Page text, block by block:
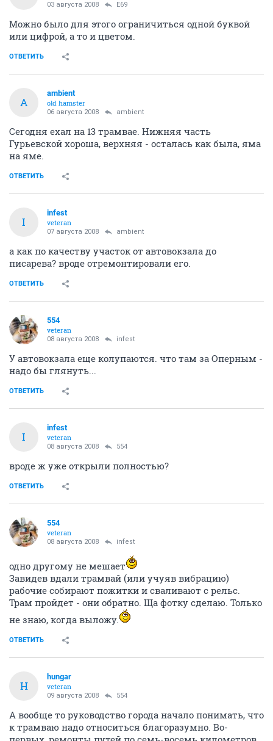
03 августа 2008 E69
Можно было для этого ограничиться одной буквой
или цифрой, а то и цветом.
ОТВЕТИТЬ
A
ambient
old hamster
06 августа 2008 ambient
Сегодня ехал на 13 трамвае. Нижняя часть
Гурьевской хороша, верхняя - осталась как была, яма
на яме.
ОТВЕТИТЬ
I
infest
veteran
07 августа 2008 ambient
а как по качеству участок от автовокзала до
писарева? вроде отремонтировали его.
ОТВЕТИТЬ
554
veteran
08 августа 2008 infest
У автовокзала еще колупаются. что там за Оперным -
надо бы глянуть...
ОТВЕТИТЬ
I
infest
veteran
08 августа 2008 554
вроде ж уже открыли полностью?
ОТВЕТИТЬ
554
veteran
08 августа 2008 infest
одно другому не мешает
Завидев вдали трамвай (или учуяв вибрацию)
рабочие собирают пожитки и сваливают с рельс.
Трам пройдет - они обратно. Ща фотку сделаю. Только
не знаю, когда выложу.
ОТВЕТИТЬ
H
hungar
veteran
09 августа 2008 554
А вообще то руководство города начало понимать, что
к трамваю надо относиться благоразумно. Во-